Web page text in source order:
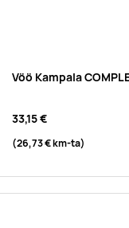
Vöö Kampala
33,15 €
(26,73 €km-ta)